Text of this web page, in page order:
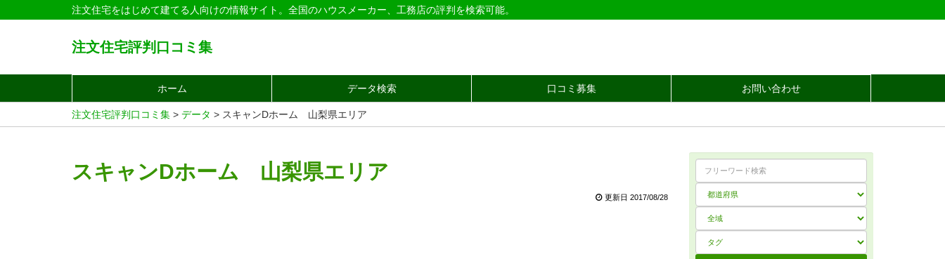
注文住宅をはじめて建てる人向けの情報サイト。全国のハウスメーカー、工務店の評判を検索可能。
注文住宅評判口コミ集
ホーム データ検索 口コミ募集 お問い合わせ
注文住宅評判口コミ集 > データ > スキャンDホーム 山梨県エリア
スキャンDホーム 山梨県エリア
更新日 2017/08/28